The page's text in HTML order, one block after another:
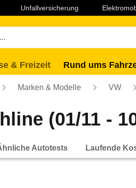
Unfallversicherung
& Freizeit Rund ums
Marken & Modelle VW
(01/11 -
Autotests Laufende